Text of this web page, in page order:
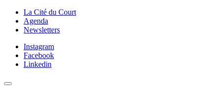
La Cité du Court
Agenda
Newsletters
Instagram
Facebook
Linkedin